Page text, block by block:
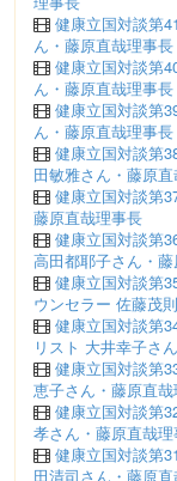
健康立国対談第
ん・藤原直哉理事長
健康立国対談第
ん・藤原直哉理事長
健康立国対談第
ん・藤原直哉理事長
健康立国対談第
田敏雅さん・藤原
健康立国対談第
藤原直哉理事長
健康立国対談第
高田都耶子さん・
健康立国対談第
ウンセラー 佐藤茂
健康立国対談第
リスト 大井幸子さ
健康立国対談第
恵子さん・藤原直
健康立国対談第
孝さん・藤原直哉
健康立国対談第
田清司さん・藤原